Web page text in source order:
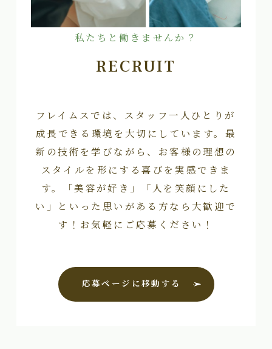
私たちと働きませんか？
RECRUIT
フレイムスでは、スタッフ一人ひとりが
成長できる環境を大切にしています。最
新の技術を学びながら、お客様の理想の
スタイルを形にする喜びを実感できま
す。「美容が好き」「人を笑顔にした
い」といった思いがある方なら大歓迎で
す！お気軽にご応募ください！
応募ページに移動する